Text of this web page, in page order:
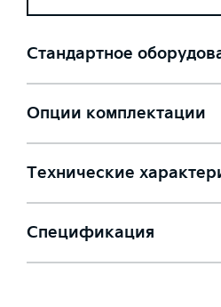
Стандартное
Опции комплектации
Технические
Спецификация